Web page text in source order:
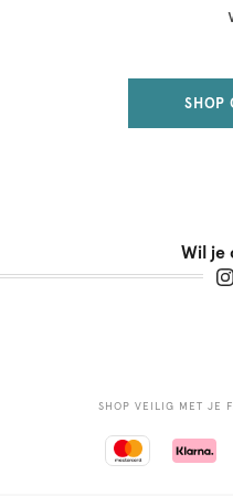
SHOP
Wil je
SHOP VEILIG MET JE